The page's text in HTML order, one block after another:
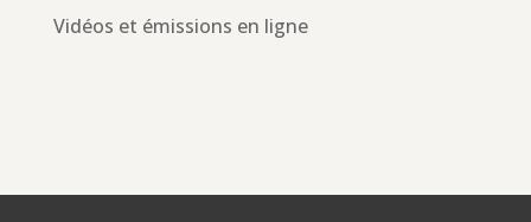
Vidéos et émissions en ligne